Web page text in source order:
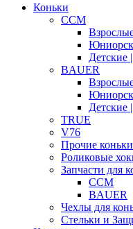
Коньки
CCM
Детские
BAUER
Детские
TRUE
V76
Прочие коньки
Роликовые
Запчасти для
CCM
BAUER
Чехлы для
Стельки и